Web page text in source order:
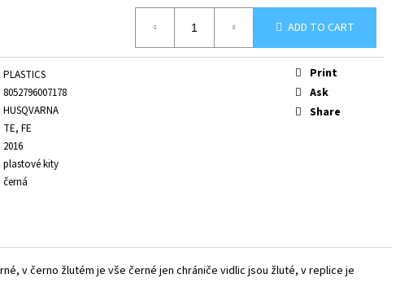
ADD TO CART
PLASTICS
8052796007178
HUSQVARNA
TE, FE
2016
plastové kity
černá
Print
Ask
Share
v černo žlutém je vše černé jen chrániče vidlic jsou žluté, v replice je